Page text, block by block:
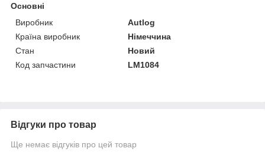
Основні
Виробник
Autlog
Країна виробник
Німеччина
Стан
Новий
Код запчастини
LM1084
Відгуки про товар
Ще немає відгуків про цей товар